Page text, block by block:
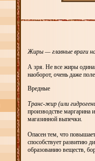
Жиры — главные враги
А зря. Не все жиры
наоборот, очень даже
Вредные
Транс-жир (или
производстве маргарина
магазинной выпечки.
Опасен тем, что
способствует развитию
образованию веществ,